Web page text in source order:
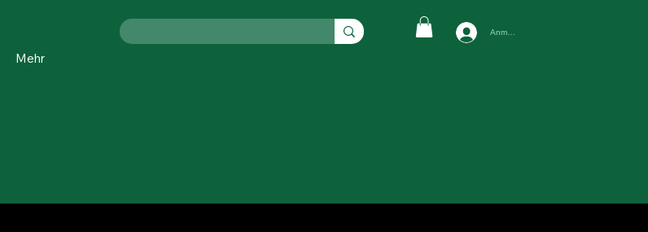
Mehr
Anmelden